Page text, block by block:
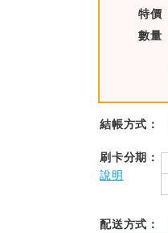
特價
數量
結帳方式：
刷卡分期：
說明
配送方式：